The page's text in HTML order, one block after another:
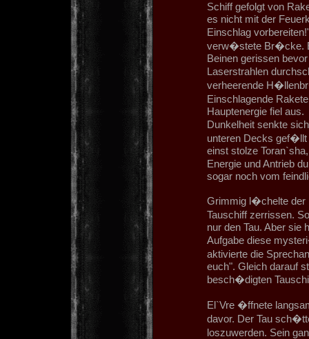
Schiff gefolgt von
es nicht mit der
Einschlag
verw�stete Br�cke.
Beinen gerissen
Laserstrahlen
verheerende
Einschlagende
Hauptenergie fiel aus.
Dunkelheit senkte
unteren Decks gef�llt
einst stolze
Energie und Antrieb
sogar noch vom
Grimmig l�chelte der
Tauschiff zerrissen.
nur den Tau. Aber sie
Aufgabe diese
aktivierte die
euch". Gleich darauf
besch�digten
El`Vre �ffnete
davor. Der Tau
loszuwerden. Sein